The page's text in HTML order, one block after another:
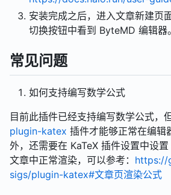
安装完成之后，进入文章新建页
切换按钮中看到 ByteMD 编辑器。
常见问题
如何支持编写数学公式
目前此插件已经支持编写数学公式，
plugin-katex 插件才能够正常在编辑
外，还需要在 KaTeX 插件设置中设
文章中正常渲染，可以参考： https://
sigs/plugin-katex#文章页渲染公式